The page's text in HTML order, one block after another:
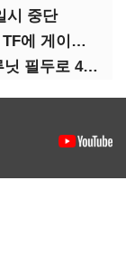
시 중단
이상헌 의원 "확률형 아이템 시행령 TF에 게이머 의견 대변할 사람 없어"
(인터뷰)이경일 솔트룩스 대표 "플루닛 필두로 400억 연매출 목표"